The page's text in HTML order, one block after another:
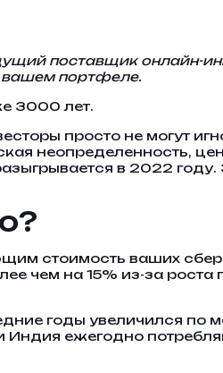
поставщик онлайн-
вашем портфеле.
3000 лет.
просто не могут
неопределенность,
в 2022
стоимость ваших
чем на 15% из-за роста
годы увеличился по
ежегодно